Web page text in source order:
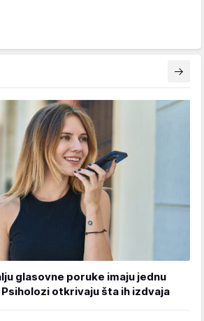
glasovne poruke imaju jednu
otkrivaju šta ih izdvaja